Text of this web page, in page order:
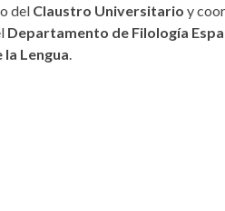
del Claustro Universitario y
Departamento de Filología
la Lengua